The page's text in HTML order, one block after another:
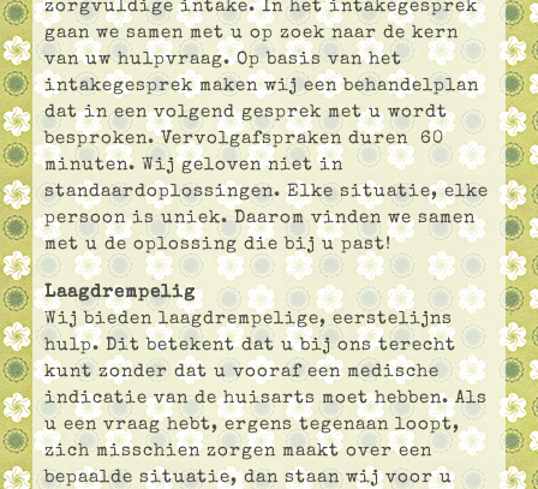
zorgvuldige intake. In het intakegesprek
gaan we samen met u op zoek naar de kern
van uw hulpvraag. Op basis van het
intakegesprek maken wij een behandelplan
dat in een volgend gesprek met u wordt
besproken. Vervolgafspraken duren 60
minuten. Wij geloven niet in
standaardoplossingen. Elke situatie, elke
persoon is uniek. Daarom vinden we samen
met u de oplossing die bij u past!
Laagdrempelig
Wij bieden laagdrempelige, eerstelijns
hulp. Dit betekent dat u bij ons terecht
kunt zonder dat u vooraf een medische
indicatie van de huisarts moet hebben. Als
u een vraag hebt, ergens tegenaan loopt,
zich misschien zorgen maakt over een
bepaalde situatie, dan staan wij voor u